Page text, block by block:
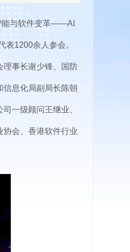
能与软件变革——AI
1200余人参会。
理事长谢少锋、国防
信息化局副局长陈朝
一级顾问王继业、
协会、香港软件行业